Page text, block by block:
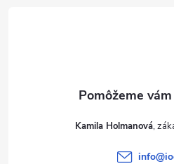
Kamila Holmanová
info@